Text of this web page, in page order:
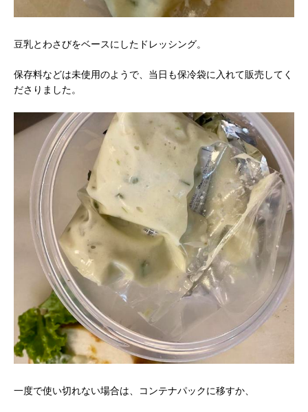
豆乳とわさびをベースにしたドレッシング。
保存料などは未使用のようで、当日も保冷袋に入れて販売してく
ださりました。
一度で使い切れない場合は、コンテナパックに移すか、